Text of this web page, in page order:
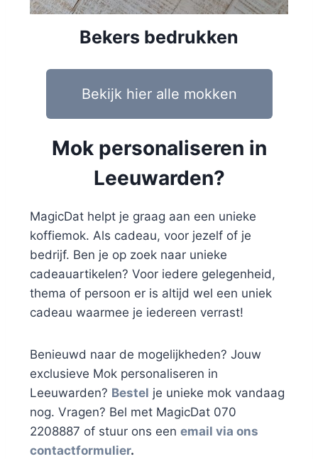
Bekers bedrukken
Bekijk hier alle mokken
Mok personaliseren in
Leeuwarden?
MagicDat helpt je graag aan een unieke
koffiemok. Als cadeau, voor jezelf of je
bedrijf. Ben je op zoek naar unieke
cadeauartikelen? Voor iedere gelegenheid,
thema of persoon er is altijd wel een uniek
cadeau waarmee je iedereen verrast!
Benieuwd naar de mogelijkheden? Jouw
exclusieve Mok personaliseren in
Leeuwarden? Bestel je unieke mok vandaag
nog. Vragen? Bel met MagicDat 070
2208887 of stuur ons een email via ons
contactformulier.